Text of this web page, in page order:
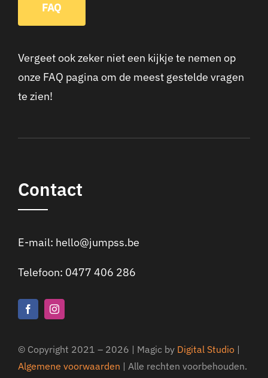
FAQ
Vergeet ook zeker niet een kijkje te nemen op
onze FAQ pagina om de meest gestelde vragen
te zien!
Contact
E-mail: hello@jumpss.be
Telefoon: 0477 406 286
© Copyright 2021 – 2026 | Magic by Digital Studio |
Algemene voorwaarden | Alle rechten voorbehouden.